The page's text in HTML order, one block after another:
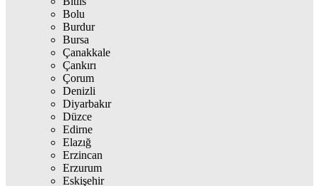
Bolu
Burdur
Bursa
Çanakkale
Çankırı
Çorum
Denizli
Diyarbakır
Düzce
Edirne
Elazığ
Erzincan
Erzurum
Eskişehir